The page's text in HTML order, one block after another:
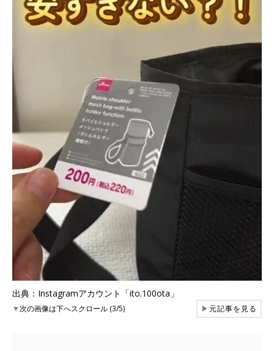
出典：Instagramアカウント「ito.100ota」
▼次の画像は下へスクロール (3/5) ▶元記事を見る